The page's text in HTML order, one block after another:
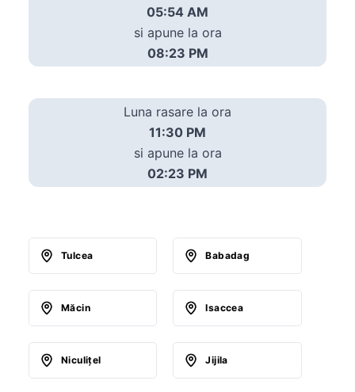
05:54 AM
si apune la ora
08:23 PM
Luna rasare la ora
11:30 PM
si apune la ora
02:23 PM
Tulcea Babadag
Măcin Isaccea
Niculiţel Jijila